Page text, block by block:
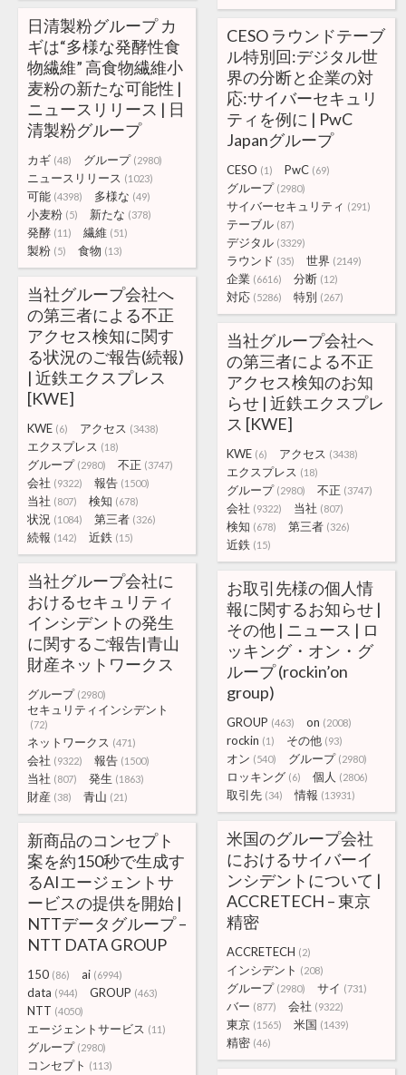
日清製粉グループ カ
ギは“多様な発酵性食
物繊維” 高食物繊維小
麦粉の新たな可能性 |
ニュースリリース | 日
清製粉グループ
カギ (48) グループ (2980)
ニュースリリース (1023)
可能 (4398) 多様な (49)
小麦粉 (5) 新たな (378)
発酵 (11) 繊維 (51)
製粉 (5) 食物 (13)
CESO ラウンドテーブ
ル特別回:デジタル世
界の分断と企業の対
応:サイバーセキュリ
ティを例に | PwC
Japanグループ
CESO (1) PwC (69)
グループ (2980)
サイバーセキュリティ (291)
テーブル (87)
デジタル (3329)
ラウンド (35) 世界 (2149)
企業 (6616) 分断 (12)
対応 (5286) 特別 (267)
当社グループ会社へ
の第三者による不正
アクセス検知に関す
る状況のご報告(続報)
| 近鉄エクスプレス
[KWE]
KWE (6) アクセス (3438)
エクスプレス (18)
グループ (2980) 不正 (3747)
会社 (9322) 報告 (1500)
当社 (807) 検知 (678)
状況 (1084) 第三者 (326)
続報 (142) 近鉄 (15)
当社グループ会社へ
の第三者による不正
アクセス検知のお知
らせ | 近鉄エクスプレ
ス [KWE]
KWE (6) アクセス (3438)
エクスプレス (18)
グループ (2980) 不正 (3747)
会社 (9322) 当社 (807)
検知 (678) 第三者 (326)
近鉄 (15)
当社グループ会社に
おけるセキュリティ
インシデントの発生
に関するご報告|青山
財産ネットワークス
グループ (2980)
セキュリティインシデント
(72)
ネットワークス (471)
会社 (9322) 報告 (1500)
当社 (807) 発生 (1863)
財産 (38) 青山 (21)
お取引先様の個人情
報に関するお知らせ |
その他 | ニュース | ロ
ッキング・オン・グ
ループ (rockin’on
group)
GROUP (463) on (2008)
rockin (1) その他 (93)
オン (540) グループ (2980)
ロッキング (6) 個人 (2806)
取引先 (34) 情報 (13931)
米国のグループ会社
におけるサイバーイ
ンシデントについて |
ACCRETECH – 東京
精密
ACCRETECH (2)
インシデント (208)
グループ (2980) サイ (731)
バー (877) 会社 (9322)
東京 (1565) 米国 (1439)
精密 (46)
新商品のコンセプト
案を約150秒で生成す
るAIエージェントサ
ービスの提供を開始 |
NTTデータグループ –
NTT DATA GROUP
150 (86) ai (6994)
data (944) GROUP (463)
NTT (4050)
エージェントサービス (11)
グループ (2980)
コンセプト (113)